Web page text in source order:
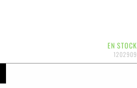
EN STOCK
1202909